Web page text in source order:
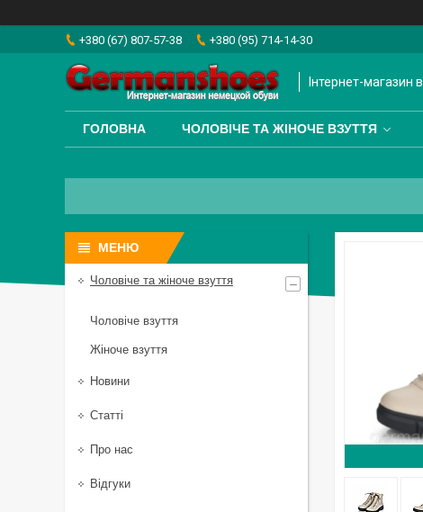
+380 (67) 807-57-38 +380 (95) 714-14-30
Інтернет-магазин
ГОЛОВНА ЧОЛОВІЧЕ ТА ЖІНОЧЕ ВЗУТТЯ
Чоловіче та жіноче взуття
Чоловіче взуття
Жіноче взуття
Новини
Статті
Про нас
Відгуки